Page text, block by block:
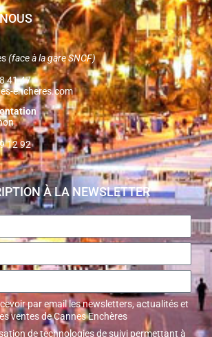
(face à la gare SNCF)
41 47
encheres.com
12 92
À LA NEWSLETTER
par email les newsletters, actualités et
ventes de Cannes Enchères
de technologies de suivi permettant à